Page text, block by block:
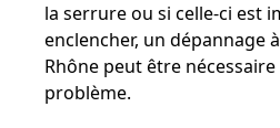
la serrure ou si celle-ci est
enclencher, un dépannage
Rhône peut être
problème.